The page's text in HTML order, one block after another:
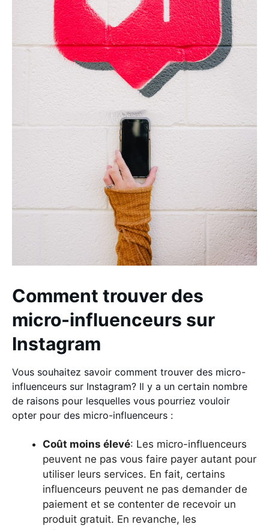
Comment trouver des
micro-influenceurs sur
Instagram
Vous souhaitez savoir comment trouver des micro-
influenceurs sur Instagram? Il y a un certain nombre
de raisons pour lesquelles vous pourriez vouloir
opter pour des micro-influenceurs :
Coût moins élevé: Les micro-influenceurs
peuvent ne pas vous faire payer autant pour
utiliser leurs services. En fait, certains
influenceurs peuvent ne pas demander de
paiement et se contenter de recevoir un
produit gratuit. En revanche, les